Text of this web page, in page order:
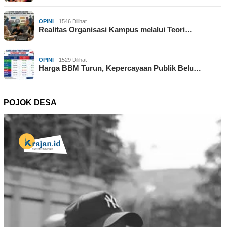
OPINI 1546 Dilihat
Realitas Organisasi Kampus melalui Teori…
OPINI 1529 Dilihat
Harga BBM Turun, Kepercayaan Publik Belu…
POJOK DESA